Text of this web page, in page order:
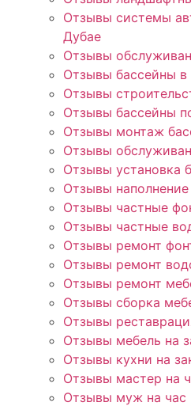
Отзывы системы
Дубае
Отзывы
Отзывы бассейны в
Отзывы
Отзывы бассейны
Отзывы монтаж
Отзывы
Отзывы установка
Отзывы
Отзывы частные
Отзывы частные
Отзывы ремонт
Отзывы ремонт
Отзывы ремонт
Отзывы сборка
Отзывы
Отзывы мебель на
Отзывы кухни на
Отзывы мастер на
Отзывы муж на час